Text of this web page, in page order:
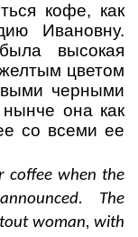
кофе, как
Ивановну.
высокая
цветом
черными
она как
со всеми ее
coffee when the
The
woman, with